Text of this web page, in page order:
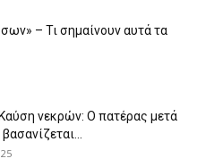
– Τι σημαίνουν αυτά τα
νεκρών: Ο πατέρας μετά